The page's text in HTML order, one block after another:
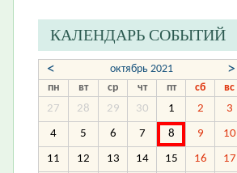
КАЛЕНДАРЬ СОБЫТИЙ
< октябрь 2021 >
пн вт ср чт пт сб
вс
27
28 29 30 1 2 3
4 5 6 7 8 9 10
11 12 13 14 15 16 17